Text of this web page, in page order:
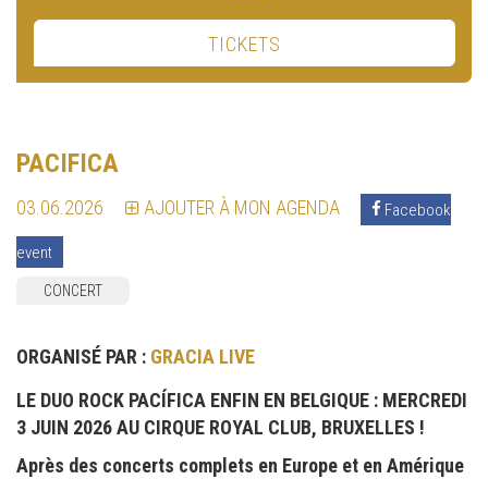
TICKETS
PACIFICA
03.06.2026 AJOUTER À MON AGENDA Facebook
event
CONCERT
ORGANISÉ PAR : GRACIA LIVE
LE DUO ROCK PACÍFICA ENFIN EN BELGIQUE : MERCREDI
3 JUIN 2026 AU CIRQUE ROYAL CLUB, BRUXELLES !
Après des concerts complets en Europe et en Amérique